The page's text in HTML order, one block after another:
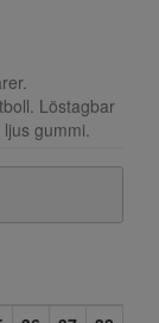
Löstagbar
gummi.